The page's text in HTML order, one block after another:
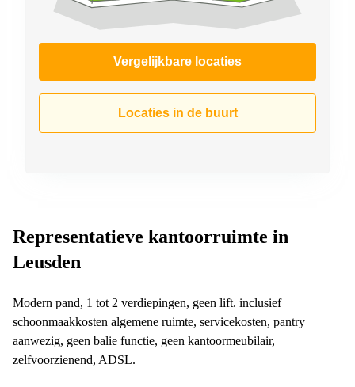
Nijmegen
Vergelijkbare locaties
Locaties in de buurt
Representatieve kantoorruimte in
Leusden
Modern pand, 1 tot 2 verdiepingen, geen lift. inclusief
schoonmaakkosten algemene ruimte, servicekosten, pantry
aanwezig, geen balie functie, geen kantoormeubilair,
zelfvoorzienend, ADSL.